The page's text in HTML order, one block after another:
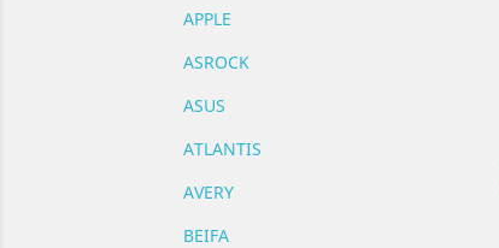
APPLE
ASROCK
ASUS
ATLANTIS
AVERY
BEIFA